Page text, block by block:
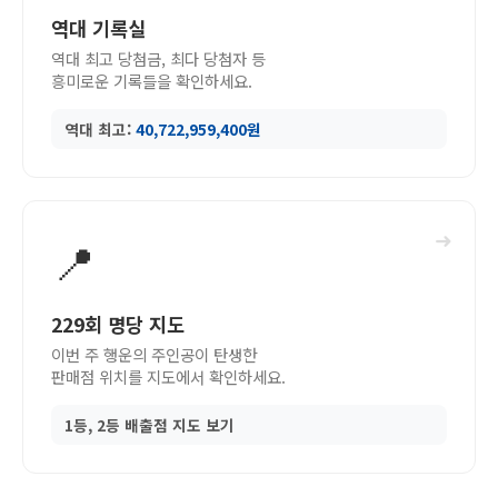
역대 기록실
역대 최고 당첨금, 최다 당첨자 등
흥미로운 기록들을 확인하세요.
역대 최고: 40,722,959,400원
➜
📍
229회 명당 지도
이번 주 행운의 주인공이 탄생한
판매점 위치를 지도에서 확인하세요.
1등, 2등 배출점 지도 보기